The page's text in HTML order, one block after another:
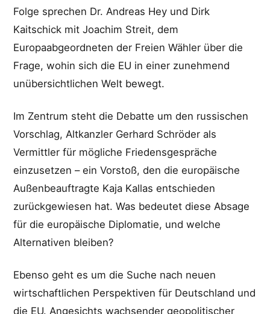
Folge sprechen Dr. Andreas Hey und Dirk
Kaitschick mit Joachim Streit, dem
Europaabgeordneten der Freien Wähler über die
Frage, wohin sich die EU in einer zunehmend
unübersichtlichen Welt bewegt.
Im Zentrum steht die Debatte um den russischen
Vorschlag, Altkanzler Gerhard Schröder als
Vermittler für mögliche Friedensgespräche
einzusetzen – ein Vorstoß, den die europäische
Außenbeauftragte Kaja Kallas entschieden
zurückgewiesen hat. Was bedeutet diese Absage
für die europäische Diplomatie, und welche
Alternativen bleiben?
Ebenso geht es um die Suche nach neuen
wirtschaftlichen Perspektiven für Deutschland und
die EU. Angesichts wachsender geopolitischer